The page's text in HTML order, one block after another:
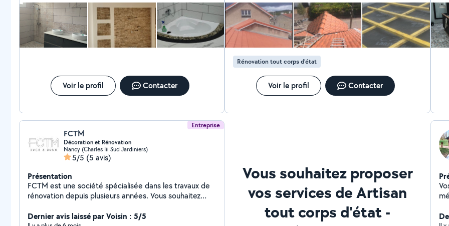
Voir le profil Contacter
Rénovation tout corps d’état
Voir le profil Contacter
et les finitions n’en
prise droite ( monsieur se vexe
3
Entreprise
FCTM
Décoration et Rénovation
Nancy (Charles Iii Sud Jardiniers)
5/5 (5 avis)
Présentation
FCTM est une société spécialisée dans les travaux de
rénovation depuis plusieurs années. Vous souhaitez
une extension clé en main, nous vous accompagnons
Dernier avis laissé par Voisin : 5/5
Vous souhaitez proposer
vos services de Artisan
tout corps d'état -